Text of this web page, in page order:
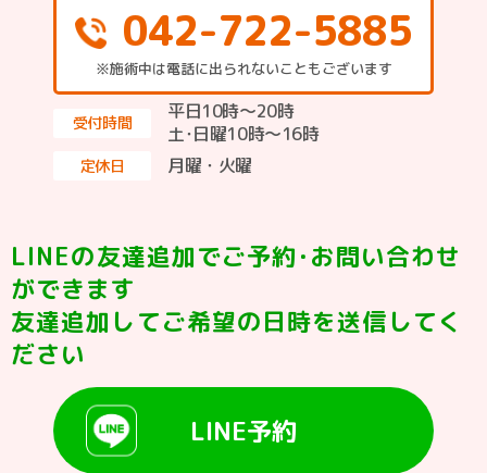
042-722-5885
※施術中は電話に出られないこともございます
受付時間
平日10時～20時
土･日曜10時〜16時
定休日 月曜・火曜
LINEの友達追加でご予約･お問い合わせ
ができます
友達追加してご希望の日時を送信してく
ださい
LINE予約